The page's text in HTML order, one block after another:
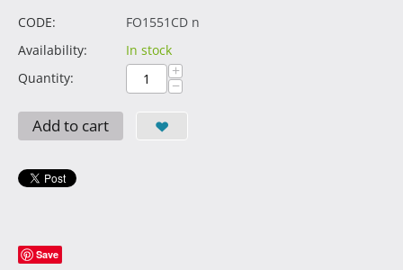
CODE:
FO1551CD n
Availability:
In stock
Quantity:
+
−
Add to cart
Save